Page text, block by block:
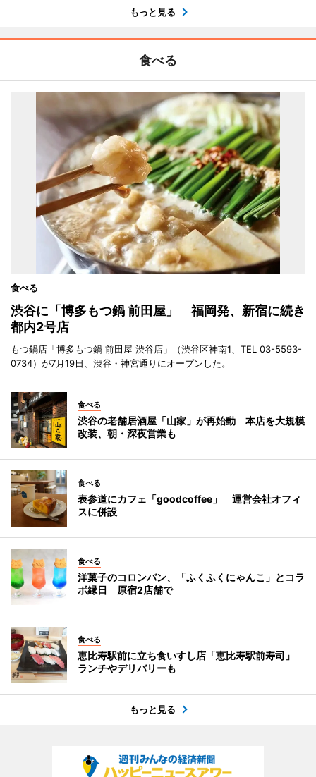
もっと見る
食べる
食べる
渋谷に「博多もつ鍋 前田屋」 福岡発、新宿に続き
都内2号店
もつ鍋店「博多もつ鍋 前田屋 渋谷店」（渋谷区神南1、TEL 03-5593-
0734）が7月19日、渋谷・神宮通りにオープンした。
食べる
渋谷の老舗居酒屋「山家」が再始動 本店を大規模
改装、朝・深夜営業も
食べる
表参道にカフェ「goodcoffee」 運営会社オフィ
スに併設
食べる
洋菓子のコロンバン、「ふくふくにゃんこ」とコラ
ボ縁日 原宿2店舗で
食べる
恵比寿駅前に立ち食いすし店「恵比寿駅前寿司」
ランチやデリバリーも
もっと見る